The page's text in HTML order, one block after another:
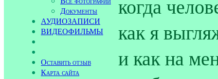
Документы
АУДИОЗАПИСИ
ВИДЕОФИЛЬМЫ
Оставить отзыв
Карта сайта
когда
как я
и как на